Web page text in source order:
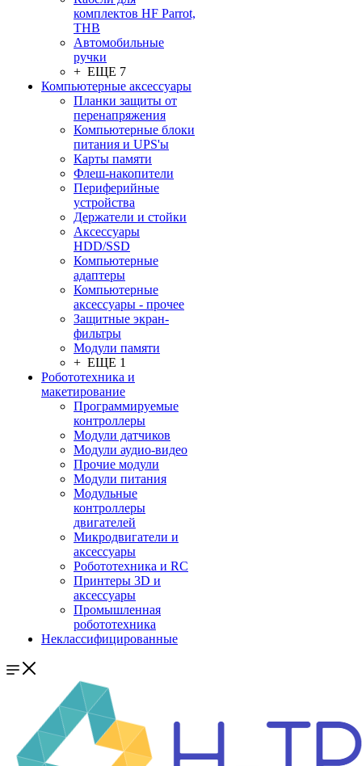
комплектов HF Parrot,
THB
Автомобильные
ручки
+ ЕЩЕ 7
Компьютерные аксессуары
Планки защиты от
перенапряжения
Компьютерные блоки
питания и UPS'ы
Карты памяти
Флеш-накопители
Периферийные
устройства
Держатели и стойки
Аксессуары
HDD/SSD
Компьютерные
адаптеры
Компьютерные
аксессуары - прочее
Защитные экран-
фильтры
Модули памяти
+ ЕЩЕ 1
Робототехника и
макетирование
Программируемые
контроллеры
Модули датчиков
Модули аудио-видео
Прочие модули
Модули питания
Модульные
контроллеры
двигателей
Микродвигатели и
аксессуары
Робототехника и RC
Принтеры 3D и
аксессуары
Промышленная
робототехника
Неклассифицированные